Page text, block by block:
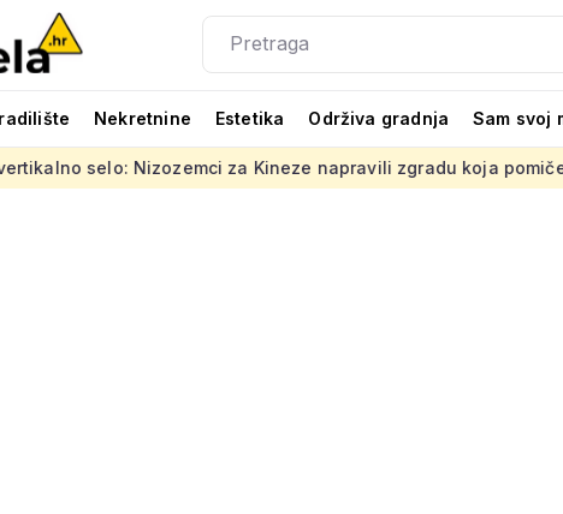
Nekretnine Estetika Održiva gradnja Sam svoj
za Kineze napravili zgradu koja pomiče granice, boje i